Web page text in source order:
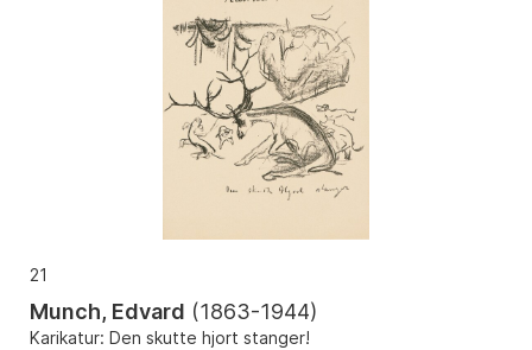
21
Munch, Edvard (1863-1944)
Karikatur: Den skutte hjort stanger!